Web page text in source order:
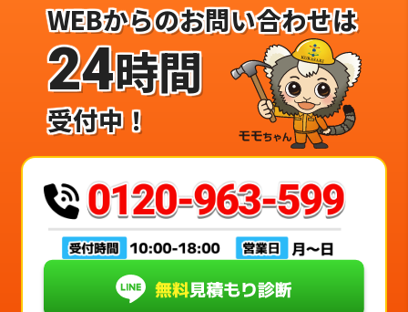
WEBからのお問い合わせは
24時間
受付中！